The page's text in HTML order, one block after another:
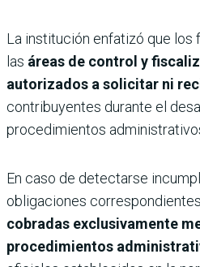
La institución enfatizó que los
las áreas de control y
autorizados a solicitar ni
contribuyentes durante el
procedimientos
En caso de detectarse
obligaciones correspondientes
cobradas exclusivamente
procedimientos